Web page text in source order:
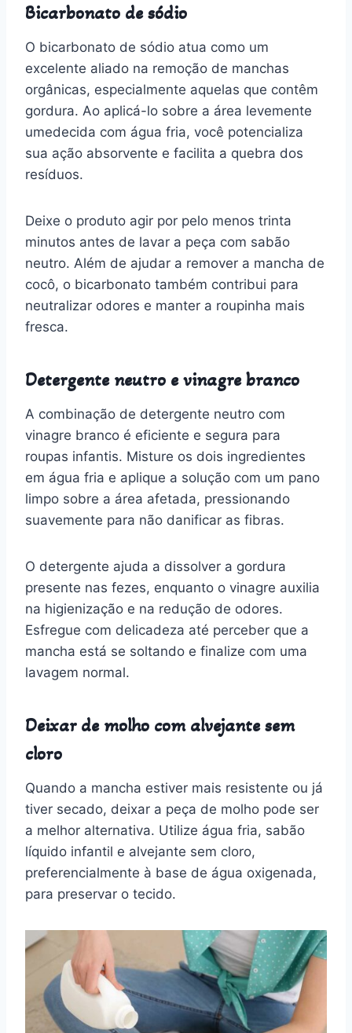
Bicarbonato de sódio
O bicarbonato de sódio atua como um
excelente aliado na remoção de manchas
orgânicas, especialmente aquelas que contêm
gordura. Ao aplicá-lo sobre a área levemente
umedecida com água fria, você potencializa
sua ação absorvente e facilita a quebra dos
resíduos.
Deixe o produto agir por pelo menos trinta
minutos antes de lavar a peça com sabão
neutro. Além de ajudar a remover a mancha de
cocô, o bicarbonato também contribui para
neutralizar odores e manter a roupinha mais
fresca.
Detergente neutro e vinagre branco
A combinação de detergente neutro com
vinagre branco é eficiente e segura para
roupas infantis. Misture os dois ingredientes
em água fria e aplique a solução com um pano
limpo sobre a área afetada, pressionando
suavemente para não danificar as fibras.
O detergente ajuda a dissolver a gordura
presente nas fezes, enquanto o vinagre auxilia
na higienização e na redução de odores.
Esfregue com delicadeza até perceber que a
mancha está se soltando e finalize com uma
lavagem normal.
Deixar de molho com alvejante sem
cloro
Quando a mancha estiver mais resistente ou já
tiver secado, deixar a peça de molho pode ser
a melhor alternativa. Utilize água fria, sabão
líquido infantil e alvejante sem cloro,
preferencialmente à base de água oxigenada,
para preservar o tecido.